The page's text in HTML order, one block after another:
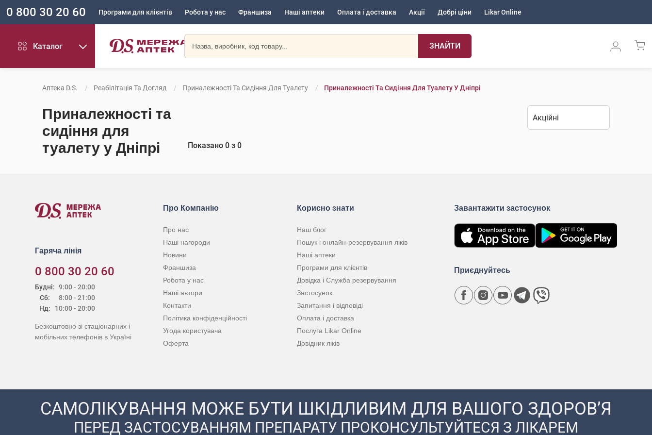
0 800 30 20 60 Програми для клієнтів Робота у нас Франшиза Наші аптеки Оплата і доставка Акції Добрі ціни Likar Online
Каталог ЗНАЙТИ
Аптека D.S. Реабілітація Та Догляд Приналежності Та Сидіння Для Туалету Приналежності Та Сидіння Для Туалету У Дніпрі
Приналежності та
сидіння для
туалету у Дніпрі
Показано 0 з 0
Гаряча лінія
0 800 30 20 60
Будні:
Сб:
Нд:
9:00 - 20:00
8:00 - 21:00
10:00 - 20:00
Безкоштовно зі стаціонарних і
мобільних телефонів в Україні
Про Компанію
Про нас
Наші нагороди
Новини
Франшиза
Робота у нас
Наші автори
Контакти
Політика конфіденційності
Угода користувача
Оферта
Корисно знати
Наш блог
Пошук і онлайн-резервування ліків
Наші аптеки
Програми для клієнтів
Довідка і Служба резервування
Застосунок
Запитання і відповіді
Оплата і доставка
Послуга Likar Online
Довідник ліків
Завантажити застосунок
Приєднуйтесь
САМОЛІКУВАННЯ МОЖЕ БУТИ ШКІДЛИВИМ ДЛЯ ВАШОГО ЗДОРОВ’Я
ПЕРЕД ЗАСТОСУВАННЯМ ПРЕПАРАТУ ПРОКОНСУЛЬТУЙТЕСЯ З ЛІКАРЕМ